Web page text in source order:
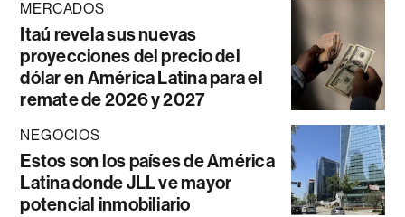
MERCADOS
Itaú revela sus nuevas
proyecciones del precio del
dólar en América Latina para el
remate de 2026 y 2027
NEGOCIOS
Estos son los países de América
Latina donde JLL ve mayor
potencial inmobiliario